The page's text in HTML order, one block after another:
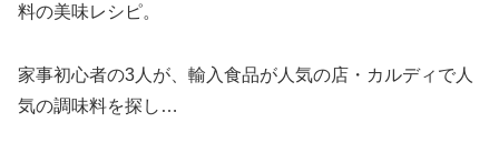
料の美味レシピ。
家事初心者の3人が、輸入食品が人気の店・カルディで人
気の調味料を探し…